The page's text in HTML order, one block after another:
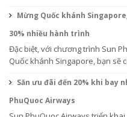
Mừng Quốc khánh
30% nhiều hành trình
Đặc biệt, với chương trình Sun
Quốc khánh Singapore, bạn sẽ
Săn ưu đãi đến 20% khi bay
PhuQuoc Airways